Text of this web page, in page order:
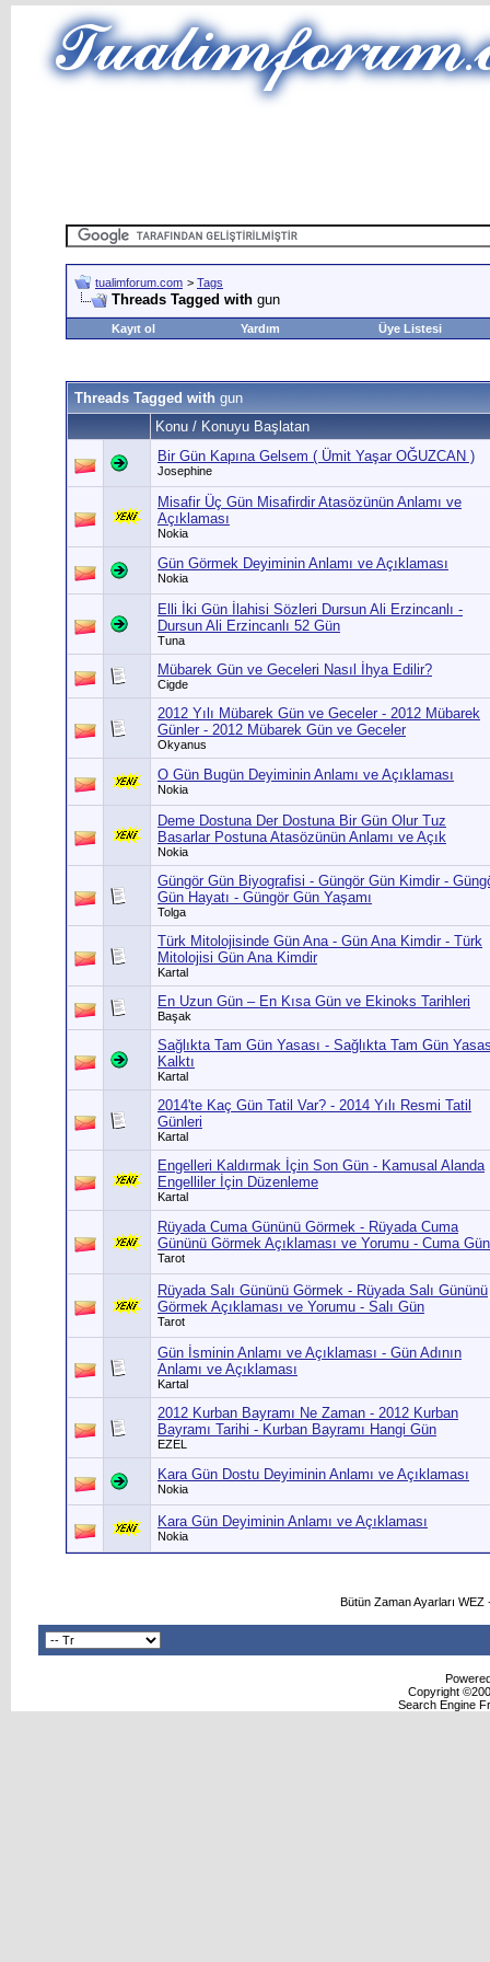
tualimforum.com > Tags
Threads Tagged with gun
Kayıt ol Yardım Üye Listesi
Threads Tagged with gun
Konu / Konuyu Başlatan
Bir Gün Kapına Gelsem ( Ümit Yaşar OĞUZCAN )
Josephine
Misafir Üç Gün Misafirdir Atasözünün Anlamı ve
Açıklaması
Nokia
Gün Görmek Deyiminin Anlamı ve Açıklaması
Nokia
Elli İki Gün İlahisi Sözleri Dursun Ali Erzincanlı -
Dursun Ali Erzincanlı 52 Gün
Tuna
Mübarek Gün ve Geceleri Nasıl İhya Edilir?
Cigde
2012 Yılı Mübarek Gün ve Geceler - 2012 Mübarek
Günler - 2012 Mübarek Gün ve Geceler
Okyanus
O Gün Bugün Deyiminin Anlamı ve Açıklaması
Nokia
Deme Dostuna Der Dostuna Bir Gün Olur Tuz
Basarlar Postuna Atasözünün Anlamı ve Açık
Nokia
Güngör Gün Biyografisi - Güngör Gün Kimdir -
Gün Hayatı - Güngör Gün Yaşamı
Tolga
Türk Mitolojisinde Gün Ana - Gün Ana Kimdir - Türk
Mitolojisi Gün Ana Kimdir
Kartal
En Uzun Gün – En Kısa Gün ve Ekinoks Tarihleri
Başak
Sağlıkta Tam Gün Yasası - Sağlıkta Tam Gün
Kalktı
Kartal
2014'te Kaç Gün Tatil Var? - 2014 Yılı Resmi Tatil
Günleri
Kartal
Engelleri Kaldırmak İçin Son Gün - Kamusal Alanda
Engelliler İçin Düzenleme
Kartal
Rüyada Cuma Gününü Görmek - Rüyada Cuma
Gününü Görmek Açıklaması ve Yorumu - Cuma Gün
Tarot
Rüyada Salı Gününü Görmek - Rüyada Salı Gününü
Görmek Açıklaması ve Yorumu - Salı Gün
Tarot
Gün İsminin Anlamı ve Açıklaması - Gün Adının
Anlamı ve Açıklaması
Kartal
2012 Kurban Bayramı Ne Zaman - 2012 Kurban
Bayramı Tarihi - Kurban Bayramı Hangi Gün
EZEL
Kara Gün Dostu Deyiminin Anlamı ve Açıklaması
Nokia
Kara Gün Deyiminin Anlamı ve Açıklaması
Nokia
Bütün Zaman Ayarları
Copyright
Search Engine